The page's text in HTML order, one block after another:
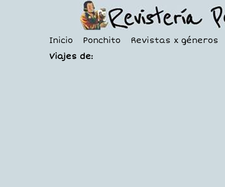
Inicio Ponchito
Revistas x géneros
Viajes de: